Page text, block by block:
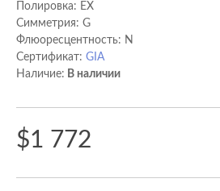
Полировка: EX
Cимметрия: G
Флюоресцентность: N
Сертификат: GIA
Наличие: В наличии
$1 772